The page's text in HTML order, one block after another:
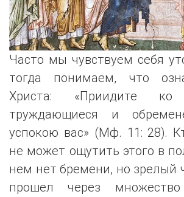
Часто мы чувствуем себя
тогда понимаем, что
Христа: «Приидите
труждающиеся и
успокою вас» (Мф. 11: 28).
не может ощутить этого в
нем нет бремени, но зрелый
прошел через множество